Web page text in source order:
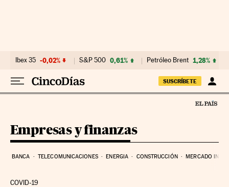
Ibex 35 -0,02% S&P 500 0,61% Petróleo Brent 1,28%
SUSCRÍBETE
Empresas y finanzas
BANCA TELECOMUNICACIONES ENERGIA CONSTRUCCIÓN MERCADO
COVID-19